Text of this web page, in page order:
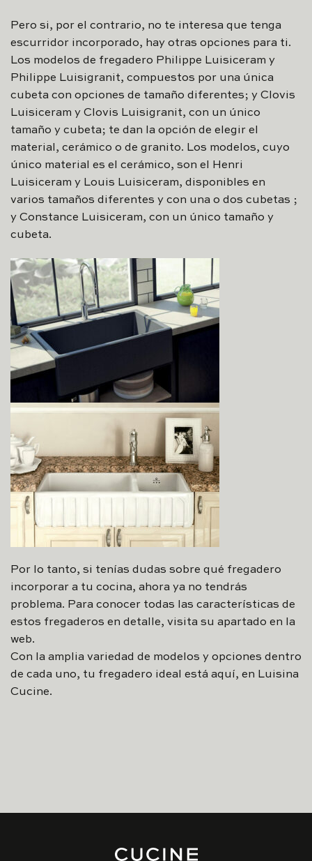
Pero si, por el contrario, no te interesa que tenga
escurridor incorporado, hay otras opciones para ti.
Los modelos de fregadero Philippe Luisiceram y
Philippe Luisigranit, compuestos por una única
cubeta con opciones de tamaño diferentes; y Clovis
Luisiceram y Clovis Luisigranit, con un único
tamaño y cubeta; te dan la opción de elegir el
material, cerámico o de granito. Los modelos, cuyo
único material es el cerámico, son el Henri
Luisiceram y Louis Luisiceram, disponibles en
varios tamaños diferentes y con una o dos cubetas ;
y Constance Luisiceram, con un único tamaño y
cubeta.
Por lo tanto, si tenías dudas sobre qué fregadero
incorporar a tu cocina, ahora ya no tendrás
problema. Para conocer todas las características de
estos fregaderos en detalle, visita su apartado en la
web.
Con la amplia variedad de modelos y opciones dentro
de cada uno, tu fregadero ideal está aquí, en Luisina
Cucine.